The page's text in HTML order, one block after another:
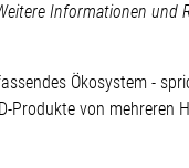
Informationen und
Ökosystem -
Produkte von